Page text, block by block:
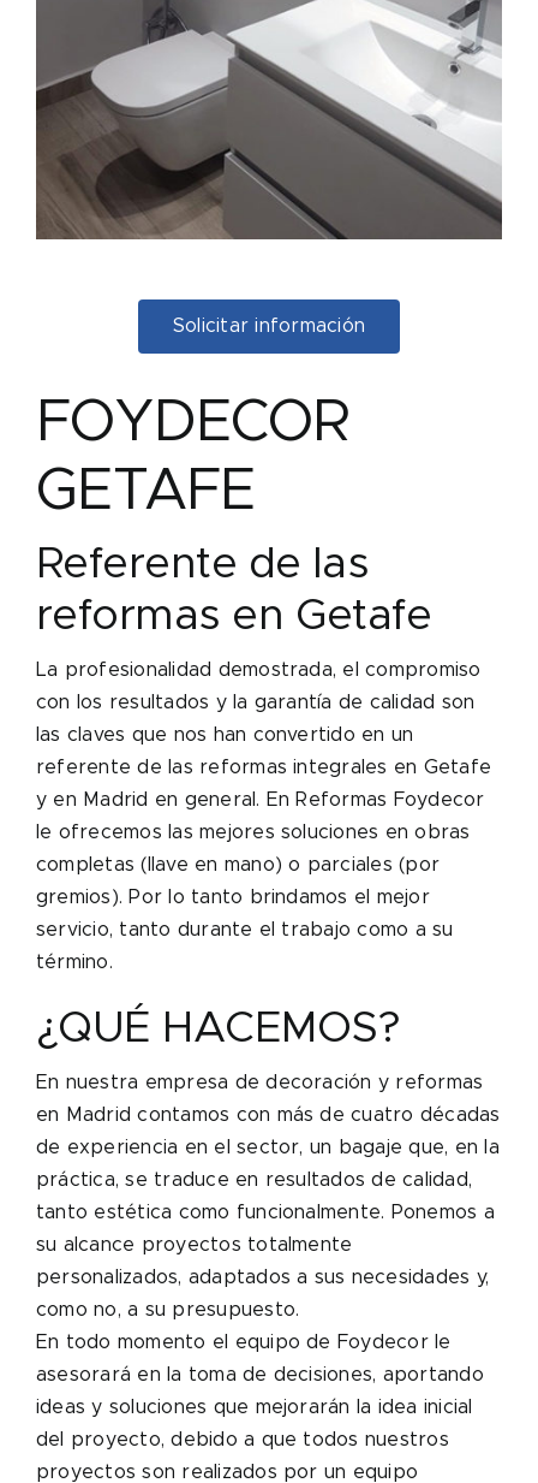
Solicitar información
FOYDECOR
GETAFE
Referente de las
reformas en Getafe
La profesionalidad demostrada, el compromiso
con los resultados y la garantía de calidad son
las claves que nos han convertido en un
referente de las reformas integrales en Getafe
y en Madrid en general. En Reformas Foydecor
le ofrecemos las mejores soluciones en obras
completas (llave en mano) o parciales (por
gremios). Por lo tanto brindamos el mejor
servicio, tanto durante el trabajo como a su
término.
¿QUÉ HACEMOS?
En nuestra empresa de decoración y reformas
en Madrid contamos con más de cuatro décadas
de experiencia en el sector, un bagaje que, en la
práctica, se traduce en resultados de calidad,
tanto estética como funcionalmente. Ponemos a
su alcance proyectos totalmente
personalizados, adaptados a sus necesidades y,
como no, a su presupuesto.
En todo momento el equipo de Foydecor le
asesorará en la toma de decisiones, aportando
ideas y soluciones que mejorarán la idea inicial
del proyecto, debido a que todos nuestros
proyectos son realizados por un equipo